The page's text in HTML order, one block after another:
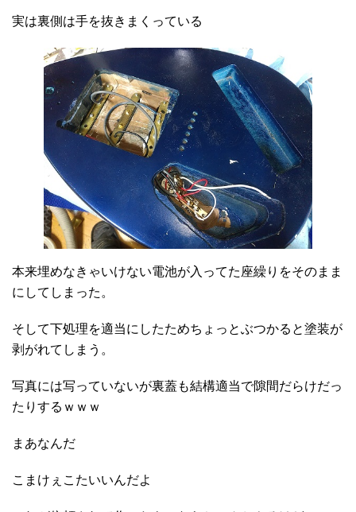
実は裏側は手を抜きまくっている
本来埋めなきゃいけない電池が入ってた座繰りをそのまま
にしてしまった。
そして下処理を適当にしたためちょっとぶつかると塗装が
剥がれてしまう。
写真には写っていないが裏蓋も結構適当で隙間だらけだっ
たりするｗｗｗ
まあなんだ
こまけぇこたいいんだよ